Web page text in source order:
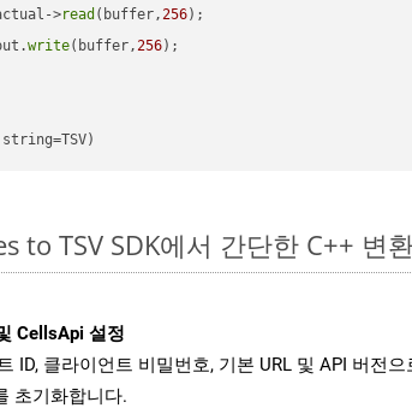
>
read (buffer,256);
write(buffer,256);
string=TSV)
to TSV SDK에서 간단한 C++ 변
CellsApi 설정
ID, 클라이언트 비밀번호, 기본 URL 및 API 버전으
초기화합니다.